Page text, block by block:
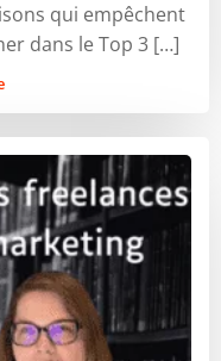
qui empêchent
dans le Top 3 […]